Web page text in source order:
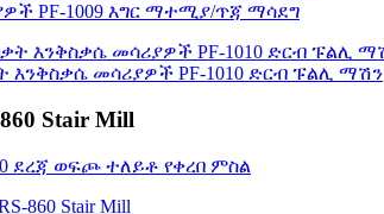
PF-1009 እግር ማተሚያ/ጥጃ ማሳደግ
እንቅስቃሴ መሳሪያዎች PF-1010 ድርብ ፑልሊ ማሽን
Stair Mill